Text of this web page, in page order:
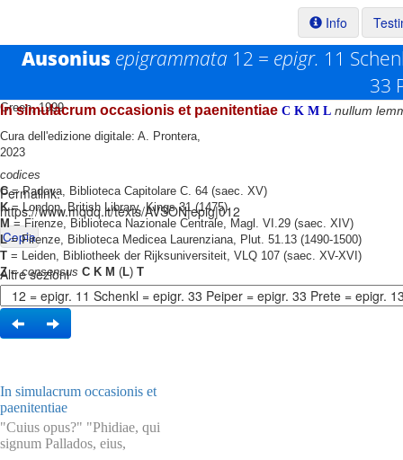
Info
Ausonius epigrammata 12 = epigr. 11
33
Green, 1999
Cura dell'edizione digitale: A. Prontera,
2023
Permalink:
https://www.mqdq.it/texts/AVSON|epig|012
Copia
Altre sezioni
In simulacrum occasionis et
paenitentiae
"Cuius opus?" "Phidiae, qui
signum Pallados, eius,
In simulacrum occasionis et paenitentiae C K M L nullum
codices
C= Padova, Biblioteca Capitolare C. 64 (saec. XV)
K= London, British Library, Kings 31 (1475)
M= Firenze, Biblioteca Nazionale Centrale, Magl. VI.29 (saec. XIV)
L= Firenze, Biblioteca Medicea Laurenziana, Plut. 51.13 (1490-1500)
T = Leiden, Bibliotheek der Rijksuniversiteit, VLQ 107 (saec. XV-XVI)
Z=consensus C K M (L) T